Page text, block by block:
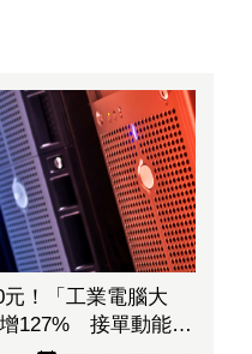
！「工業電腦大
127% 接單動能強